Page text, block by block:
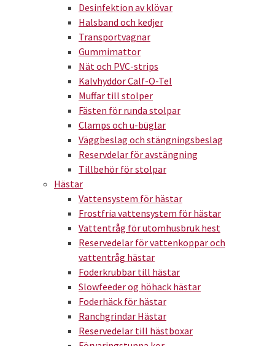
Desinfektion av klövar
Halsband och kedjer
Transportvagnar
Gummimattor
Nät och PVC-strips
Kalvhyddor Calf-O-Tel
Muffar till stolper
Fästen för runda stolpar
Clamps och u-büglar
Väggbeslag och stängningsbeslag
Reservdelar för avstängning
Tillbehör för stolpar
Hästar
Vattensystem för hästar
Frostfria vattensystem för hästar
Vattentråg för utomhusbruk hest
Reservedelar för vattenkoppar och
vattentråg hästar
Foderkrubbar till hästar
Slowfeeder og höhack hästar
Foderhäck för hästar
Ranchgrindar Hästar
Reservedelar till hästboxar